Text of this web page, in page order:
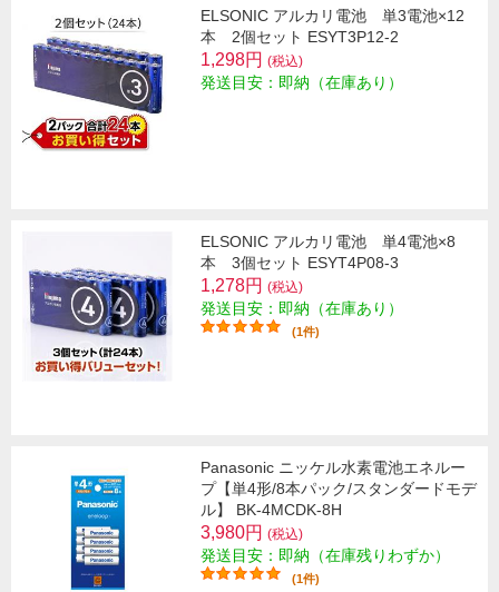
ELSONIC アルカリ電池 単3電池×12
本 2個セット ESYT3P12-2
1,298円 (税込)
発送目安：即納（在庫あり）
ELSONIC アルカリ電池 単4電池×8
本 3個セット ESYT4P08-3
1,278円 (税込)
発送目安：即納（在庫あり）
(1件)
Panasonic ニッケル水素電池エネルー
プ【単4形/8本パック/スタンダードモデ
ル】 BK-4MCDK-8H
3,980円 (税込)
発送目安：即納（在庫残りわずか）
(1件)